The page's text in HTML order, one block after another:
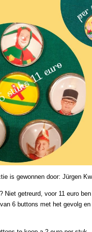
is gewonnen door: Jürgen
Niet getreurd, voor 11 euro
6 buttons met het gevolg